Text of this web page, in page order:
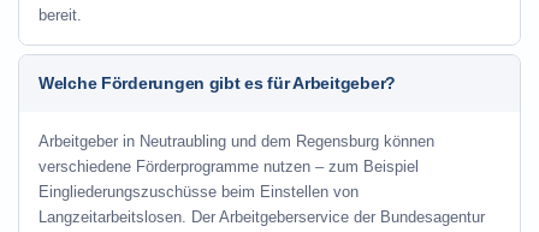
bereit.
Welche Förderungen gibt es für Arbeitgeber?
Arbeitgeber in Neutraubling und dem Regensburg können
verschiedene Förderprogramme nutzen – zum Beispiel
Eingliederungszuschüsse beim Einstellen von
Langzeitarbeitslosen. Der Arbeitgeberservice der Bundesagentur